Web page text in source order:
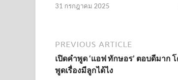
31 กรกฎาคม 2025
PREVIOUS ARTICLE
เปิดคำพูด ‘แอฟ ทักษอร’ ตอบดีมาก
พูดเรื่องมีลูกได้ไง